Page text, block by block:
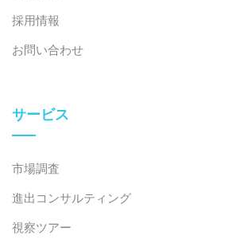
戦略的展望：賢く選択し
営する
富ですが、差別化へのプレッシャー
消費習慣が進化し、デジタルエコシ
モデル、そして明確な差別化を備え
けが繁栄していくでしょう。
投資家はブランドの人気だけにとど
採用情報
お問い合わせ
サービス
市場調査
進出コンサルティング
視察ツアー